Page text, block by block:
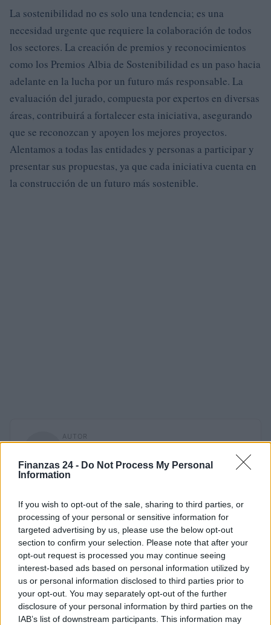
Finanzas 24 - Do Not Process My Personal
Information
If you wish to opt-out of the sale, sharing to third parties, or
processing of your personal or sensitive information for
targeted advertising by us, please use the below opt-out
section to confirm your selection. Please note that after your
opt-out request is processed you may continue seeing
interest-based ads based on personal information utilized by
us or personal information disclosed to third parties prior to
your opt-out. You may separately opt-out of the further
disclosure of your personal information by third parties on the
IAB’s list of downstream participants. This information may
La sostenibilidad no es solo una tendencia; es una
necesidad urgente que requiere la colaboración de todos
los sectores. La creación de premios y reconocimientos
como los Premios Albia de Sostenibilidad es un paso hacia
adelante en la lucha por un futuro más responsable. La
evaluación del jurado, compuesta por expertos en diversas
áreas, contribuirá a fortalecer esta iniciativa, asegurando
que se reconozcan y apoyen los mejores proyectos.
Alentamos a todas las entidades y personas a participar y
presentar sus propuestas, ya que cada iniciativa cuenta en
la construcción de un futuro más sostenible.
AUTOR